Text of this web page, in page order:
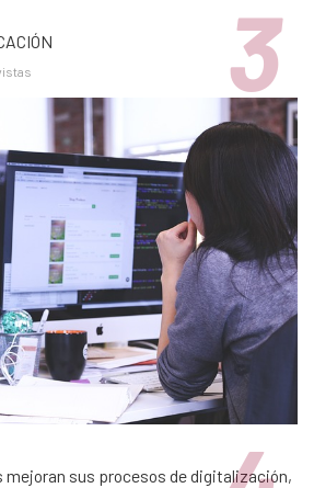
sus procesos de digitalización,